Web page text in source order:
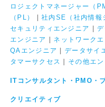
ロジェクトマネージャー（
（PL）
|社内SE（社内情報
セキュリティエンジニア
|
エンジニア
ネットワーク
QAエンジニア
|データサイ
タマーサクセス
その他エ
ITコンサルタント・PMO・
クリエイティブ